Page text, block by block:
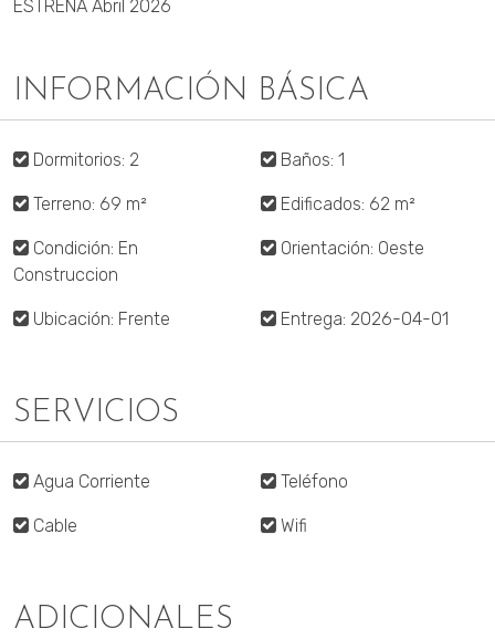
ESTRENA Abril 2026
INFORMACIÓN BÁSICA
Dormitorios: 2 Baños: 1
Terreno: 69 m² Edificados: 62 m²
Condición: En
Construccion
Orientación: Oeste
Ubicación: Frente Entrega: 2026-04-01
SERVICIOS
Agua Corriente Teléfono
Cable Wifi
ADICIONALES